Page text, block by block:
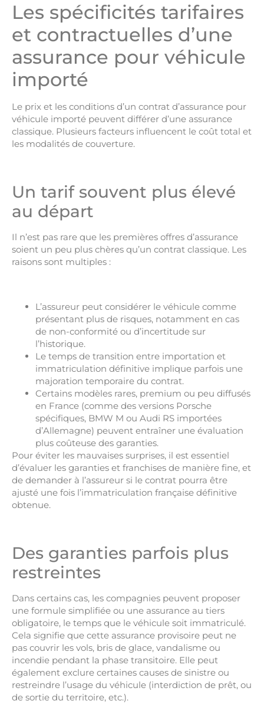
Les spécificités tarifaires
et contractuelles d’une
assurance pour véhicule
importé
Le prix et les conditions d’un contrat d’assurance pour
véhicule importé peuvent différer d’une assurance
classique. Plusieurs facteurs influencent le coût total et
les modalités de couverture.
Un tarif souvent plus élevé
au départ
Il n’est pas rare que les premières offres d’assurance
soient un peu plus chères qu’un contrat classique. Les
raisons sont multiples :
L’assureur peut considérer le véhicule comme
présentant plus de risques, notamment en cas
de non-conformité ou d’incertitude sur
l’historique.
Le temps de transition entre importation et
immatriculation définitive implique parfois une
majoration temporaire du contrat.
Certains modèles rares, premium ou peu diffusés
en France (comme des versions Porsche
spécifiques, BMW M ou Audi RS importées
d’Allemagne) peuvent entraîner une évaluation
plus coûteuse des garanties.
Pour éviter les mauvaises surprises, il est essentiel
d’évaluer les garanties et franchises de manière fine, et
de demander à l’assureur si le contrat pourra être
ajusté une fois l’immatriculation française définitive
obtenue.
Des garanties parfois plus
restreintes
Dans certains cas, les compagnies peuvent proposer
une formule simplifiée ou une assurance au tiers
obligatoire, le temps que le véhicule soit immatriculé.
Cela signifie que cette assurance provisoire peut ne
pas couvrir les vols, bris de glace, vandalisme ou
incendie pendant la phase transitoire. Elle peut
également exclure certaines causes de sinistre ou
restreindre l’usage du véhicule (interdiction de prêt, ou
de sortie du territoire, etc.).